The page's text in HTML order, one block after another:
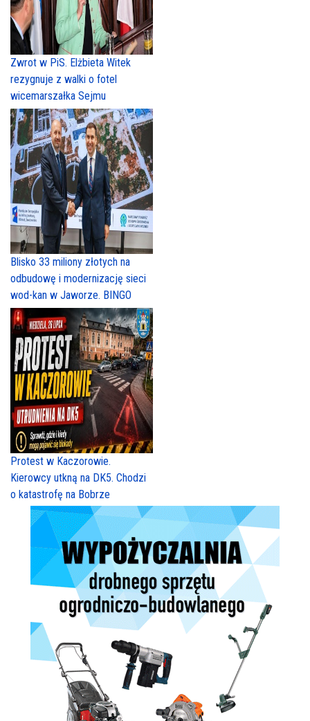
Zwrot w PiS. Elżbieta Witek
rezygnuje z walki o fotel
wicemarszałka Sejmu
Blisko 33 miliony złotych na
odbudowę i modernizację sieci
wod-kan w Jaworze. BINGO
Protest w Kaczorowie.
Kierowcy utkną na DK5. Chodzi
o katastrofę na Bobrze